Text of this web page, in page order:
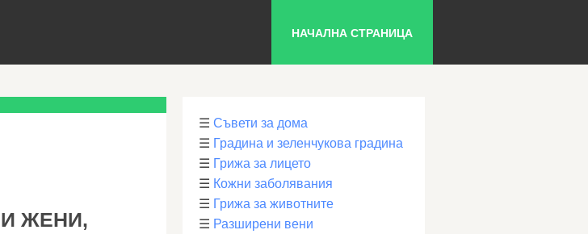
НАЧАЛНА СТРАНИЦА
ЖЕНИ,
☰ Съвети за дома
☰ Градина и зеленчукова градина
☰ Грижа за лицето
☰ Кожни заболявания
☰ Грижа за животните
☰ Разширени вени